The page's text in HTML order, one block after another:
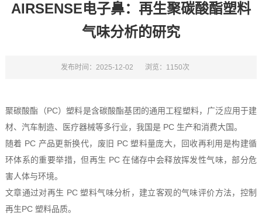
AIRSENSE电子鼻：再生聚碳酸酯塑料
气味分析的研究
发布时间：2025-12-02 浏览：1150次
聚碳酸酯（PC）塑料是含碳酸酯基团的通用工程塑料，广泛应用于建
材、汽车制造、医疗器械等多行业，我国是 PC 生产和消费大国。
随着 PC 产品更新换代，废旧 PC 塑料量庞大，回收再利用是构建循
环体系的重要举措，但再生 PC 在储存中会释放挥发性气味，部分危
害人体与环境。
文章通过对再生 PC 塑料气味分析，建立客观的气味评价方法，控制
再生PC 塑料品质。